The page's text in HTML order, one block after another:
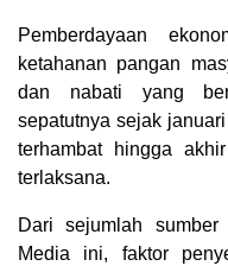
Pemberdayaan
ketahanan pangan
dan nabati yang
sepatutnya sejak
terhambat hingga
terlaksana.
Dari sejumlah
Media ini, faktor